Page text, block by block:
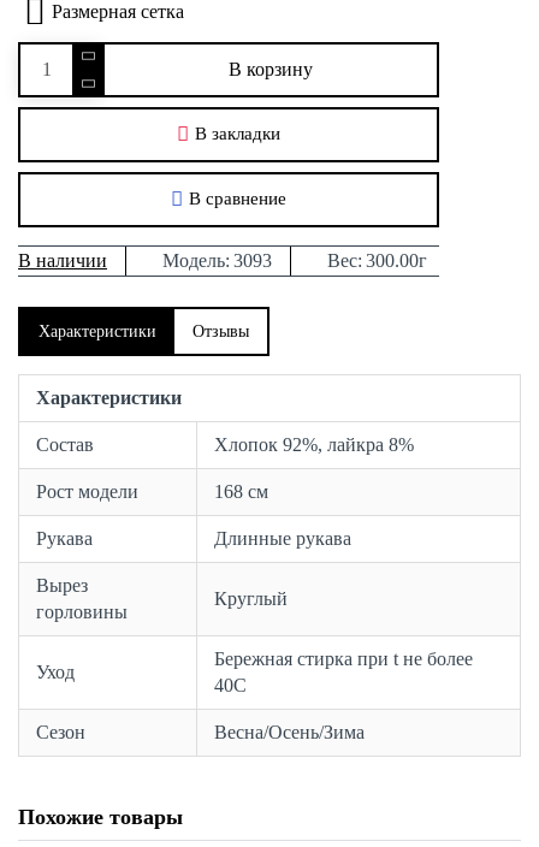
В наличии Модель: 3093 Вес: 300.00г
В корзину
В закладки
В сравнение
Размерная сетка
Характеристики Отзывы
Характеристики
Состав Хлопок 92%, лайкра 8%
Рост модели 168 см
Рукава Длинные рукава
Вырез
горловины
Круглый
Уход
Бережная стирка при t не более
40С
Сезон Весна/Осень/Зима
Похожие товары